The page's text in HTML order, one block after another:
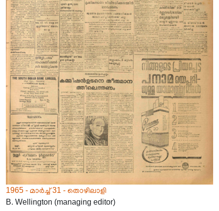
1965 - മാർച്ച് 31 - തൊഴിലാളി
B. Wellington (managing editor)